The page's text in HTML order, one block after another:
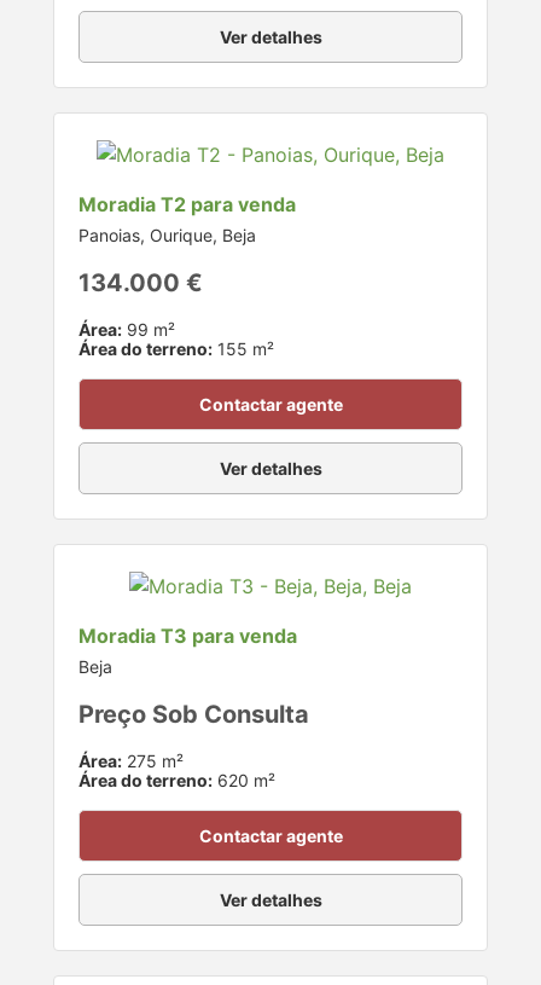
Ver detalhes
Moradia T2 para venda
Panoias, Ourique, Beja
134.000 €
Área: 99 m²
Área do terreno: 155 m²
Contactar agente
Ver detalhes
Moradia T3 para venda
Beja
Preço Sob Consulta
Área: 275 m²
Área do terreno: 620 m²
Contactar agente
Ver detalhes